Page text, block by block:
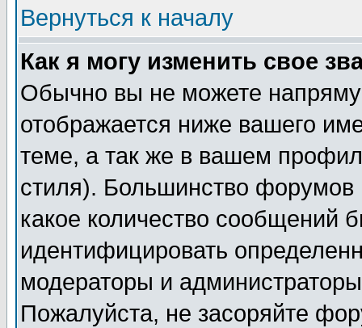
Вернуться к началу
Как я могу изменить свое
Обычно вы не можете
отображается ниже вашего
теме, а так же в вашем
стиля). Большинство форумов
какое количество сообщений
идентифицировать
модераторы и
Пожалуйста, не засоряйте